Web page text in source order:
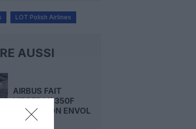
LOT Polish Airlines
AUSSI
AIRBUS FAIT
VIBRER L’A350F
AVANT SON ENVOL